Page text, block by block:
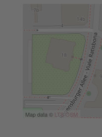
Map data © LTS OSM